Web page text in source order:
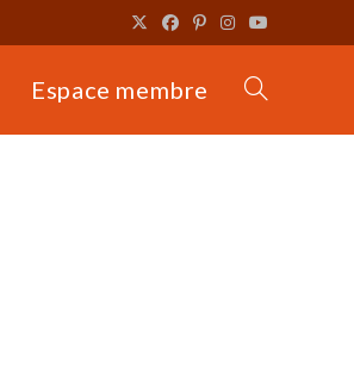
Espace membre Toggle